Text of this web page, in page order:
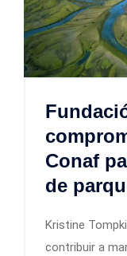
Conaf
de
Kristine
contribuir a